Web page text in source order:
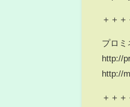
＋＋
プロミ
http://
http://
＋＋